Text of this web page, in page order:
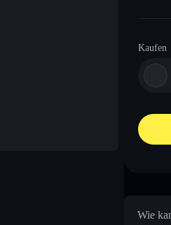
Kaufen
Wie